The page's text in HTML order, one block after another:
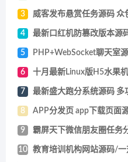
3 威客发布悬赏任务源码 众
4 最新口红机防篡改版本源
5 PHP+WebSocket聊天室
6 十月最新Linux版H5水果
7 最新盛大跑分系统源码 多
8 APP分发页 app下载页面
9 霸屏天下微信朋友圈任务
10 教育培训机构网站源码/